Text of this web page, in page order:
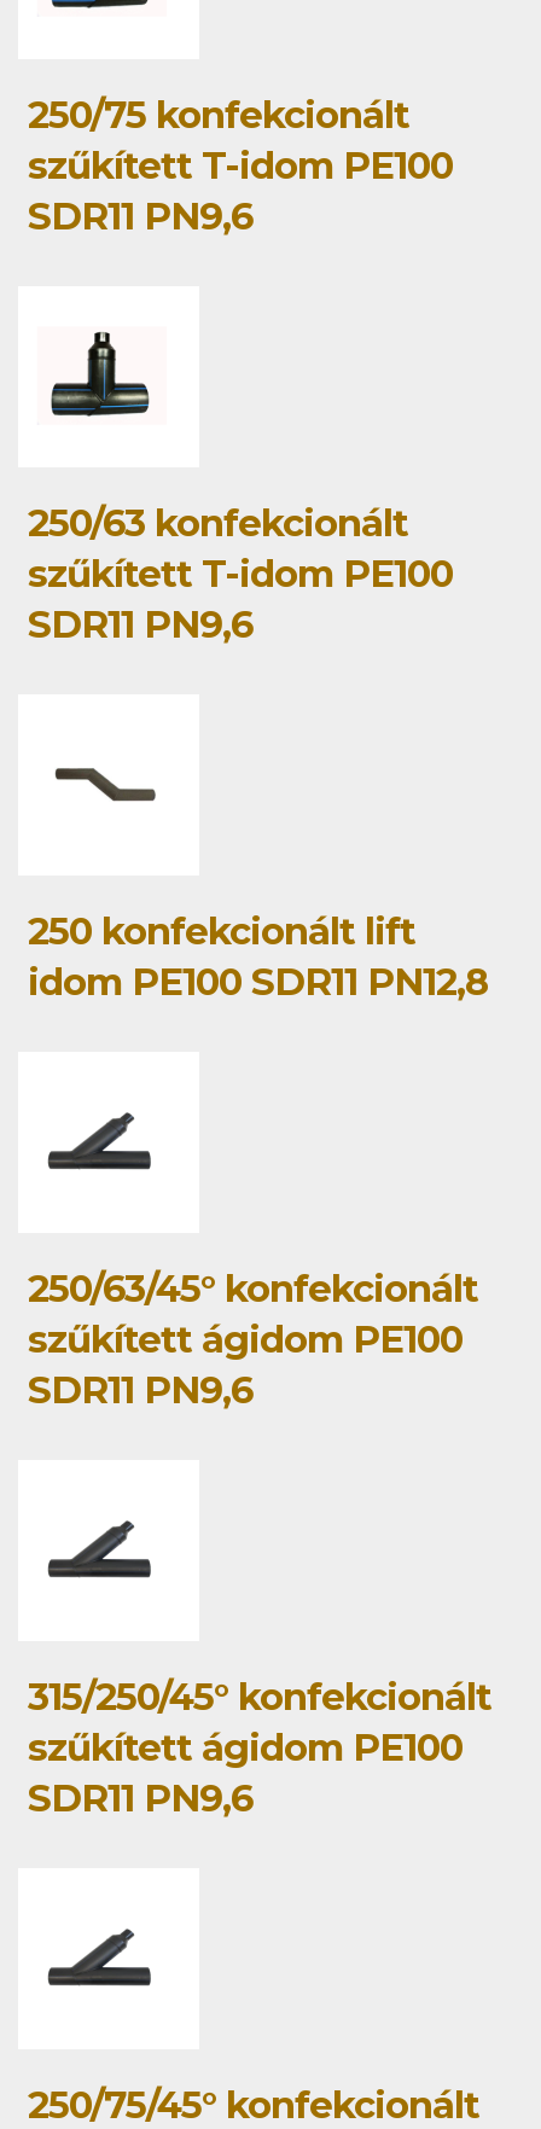
250/75 konfekcionált
szűkített T-idom PE100
SDR11 PN9,6
250/63 konfekcionált
szűkített T-idom PE100
SDR11 PN9,6
250 konfekcionált lift
idom PE100 SDR11 PN12,8
250/63/45° konfekcionált
szűkített ágidom PE100
SDR11 PN9,6
315/250/45° konfekcionált
szűkített ágidom PE100
SDR11 PN9,6
250/75/45° konfekcionált